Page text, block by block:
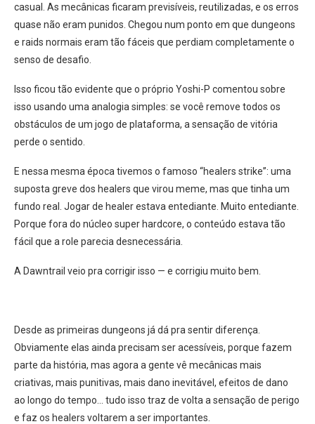
casual. As mecânicas ficaram previsíveis, reutilizadas, e os erros
quase não eram punidos. Chegou num ponto em que dungeons
e raids normais eram tão fáceis que perdiam completamente o
senso de desafio.
Isso ficou tão evidente que o próprio Yoshi-P comentou sobre
isso usando uma analogia simples: se você remove todos os
obstáculos de um jogo de plataforma, a sensação de vitória
perde o sentido.
E nessa mesma época tivemos o famoso “healers strike”: uma
suposta greve dos healers que virou meme, mas que tinha um
fundo real. Jogar de healer estava entediante. Muito entediante.
Porque fora do núcleo super hardcore, o conteúdo estava tão
fácil que a role parecia desnecessária.
A Dawntrail veio pra corrigir isso — e corrigiu muito bem.
Desde as primeiras dungeons já dá pra sentir diferença.
Obviamente elas ainda precisam ser acessíveis, porque fazem
parte da história, mas agora a gente vê mecânicas mais
criativas, mais punitivas, mais dano inevitável, efeitos de dano
ao longo do tempo… tudo isso traz de volta a sensação de perigo
e faz os healers voltarem a ser importantes.